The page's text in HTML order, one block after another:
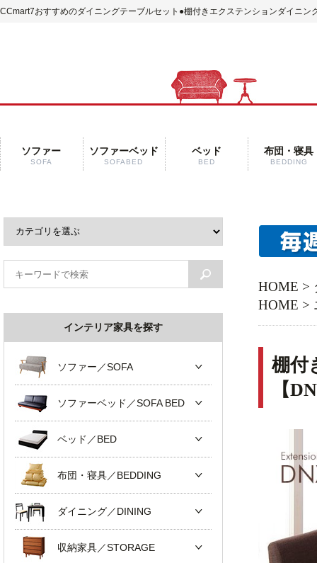
CCmart7おすすめのダイニングテーブルセット ●棚付きエクステンションダイニン
ソファー
SOFA
ソファーベッド
SOFABED
ベッド
BED
布団・寝具
BEDDING
HOME >
HOME >
棚付
【
インテリア家具を探す
ソファー／SOFA
ソファーベッド／SOFA BED
ベッド／BED
布団・寝具／BEDDING
ダイニング／DINING
収納家具／STORAGE